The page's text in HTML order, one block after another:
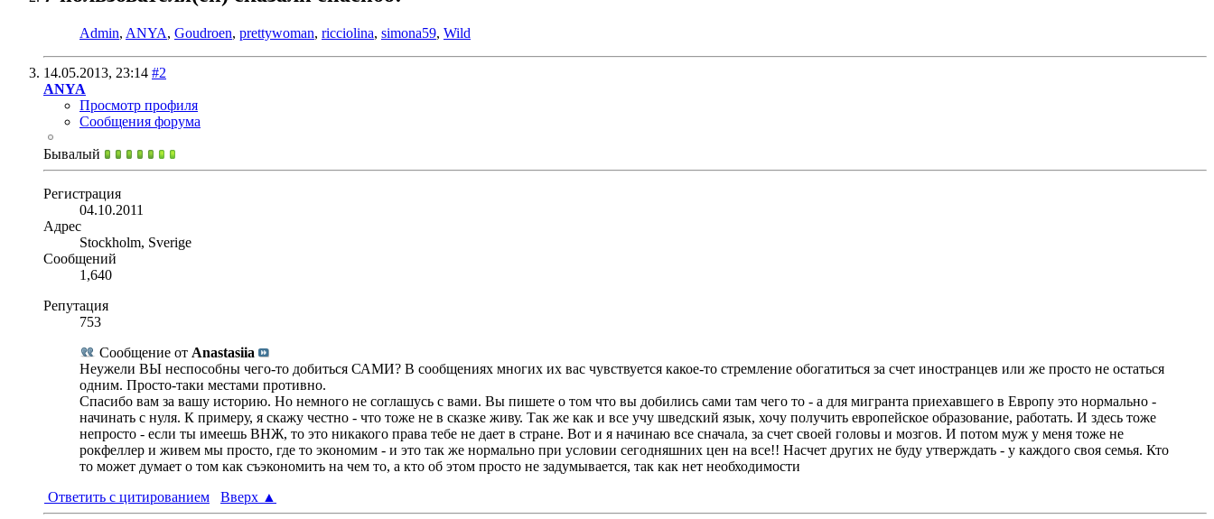
Admin, ANYA, Goudroen, prettywoman, ricciolina, simona59, Wild
14.05.2013, 23:14 #2
ANYA
Просмотр профиля
Сообщения форума
Бывалый
Регистрация
04.10.2011
Адрес
Stockholm, Sverige
Сообщений
1,640
Репутация
753
Сообщение от Anastasiia
Неужели ВЫ неспособны чего-то добиться САМИ? В сообщениях многих их вас чувствуется какое-то стремление обогатиться за счет иностранцев или же просто не остаться
одним. Просто-таки местами противно.
Спасибо вам за вашу историю. Но немного не соглашусь с вами. Вы пишете о том что вы добились сами там чего то - а для мигранта приехавшего в Европу это нормально -
начинать с нуля. К примеру, я скажу честно - что тоже не в сказке живу. Так же как и все учу шведский язык, хочу получить европейское образование, работать. И здесь тоже
непросто - если ты имеешь ВНЖ, то это никакого права тебе не дает в стране. Вот и я начинаю все сначала, за счет своей головы и мозгов. И потом муж у меня тоже не
рокфеллер и живем мы просто, где то экономим - и это так же нормально при условии сегодняшних цен на все!! Насчет других не буду утверждать - у каждого своя семья. Кто
то может думает о том как съэкономить на чем то, а кто об этом просто не задумывается, так как нет необходимости
Ответить с цитированием
Вверх ▲